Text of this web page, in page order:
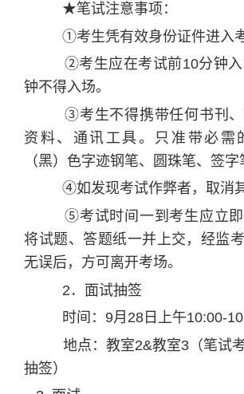
★笔试注意事项：
①考生凭有效身份证件进入考
②考生应在考试前10分钟入
钟不得入场。
③考生不得携带任何书刊、
资料、通讯工具。只准带必需
（黑）色字迹钢笔、圆珠笔、签字
④如发现考试作弊者，取消其
⑤考试时间一到考生应立即
将试题、答题纸一并上交，经监
无误后，方可离开考场。
2．面试抽签
时间：9月28日上午10:00-
地点：教室2&教室3（笔试
抽签）